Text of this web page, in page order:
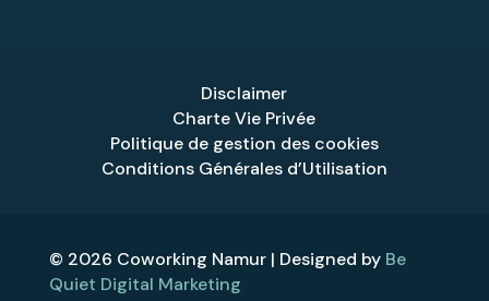
Disclaimer
Charte Vie Privée
Politique de gestion des cookies
Conditions Générales d’Utilisation
© 2026 Coworking Namur | Designed by Be
Quiet Digital Marketing